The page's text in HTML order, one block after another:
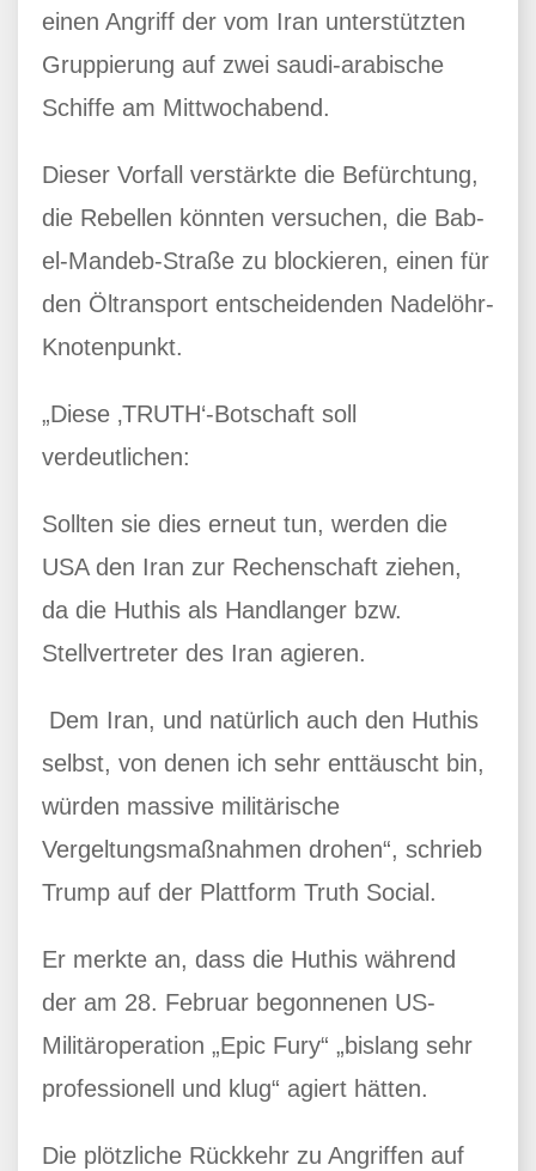
einen Angriff der vom Iran unterstützten
Gruppierung auf zwei saudi-arabische
Schiffe am Mittwochabend.
Dieser Vorfall verstärkte die Befürchtung,
die Rebellen könnten versuchen, die Bab-
el-Mandeb-Straße zu blockieren, einen für
den Öltransport entscheidenden Nadelöhr-
Knotenpunkt.
„Diese ‚TRUTH‘-Botschaft soll
verdeutlichen:
Sollten sie dies erneut tun, werden die
USA den Iran zur Rechenschaft ziehen,
da die Huthis als Handlanger bzw.
Stellvertreter des Iran agieren.
Dem Iran, und natürlich auch den Huthis
selbst, von denen ich sehr enttäuscht bin,
würden massive militärische
Vergeltungsmaßnahmen drohen“, schrieb
Trump auf der Plattform Truth Social.
Er merkte an, dass die Huthis während
der am 28. Februar begonnenen US-
Militäroperation „Epic Fury“ „bislang sehr
professionell und klug“ agiert hätten.
Die plötzliche Rückkehr zu Angriffen auf